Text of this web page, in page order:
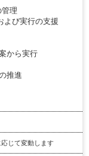
理
よび実行の支援
から実行
推進
じて変動します